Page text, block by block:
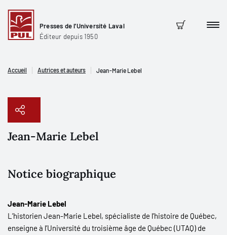
Presses de l'Université Laval
Éditeur depuis 1950
Panier
Accueil Autrices et auteurs Jean-Marie Lebel
Jean-Marie Lebel
Notice biographique
Jean-Marie Lebel
L’historien Jean-Marie Lebel, spécialiste de l’histoire de Québec,
enseigne à l’Université du troisième âge de Québec (UTAQ) de